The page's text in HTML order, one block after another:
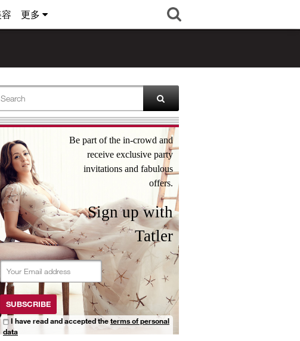
更多
Be part of the in-crowd and
receive exclusive party
invitations and fabulous
offers.
Sign up with
Tatler
SUBSCRIBE
I have read and accepted theterms of personal
data